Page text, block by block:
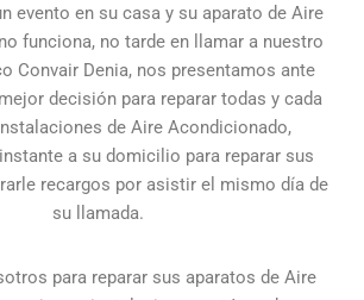
evento en su casa y su aparato de Aire
funciona, no tarde en llamar a nuestro
Convair Denia, nos presentamos ante
decisión para reparar todas y cada
de Aire Acondicionado,
a su domicilio para reparar sus
recargos por asistir el mismo día de
su llamada.
para reparar sus aparatos de Aire